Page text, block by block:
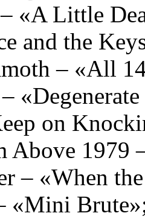
«A Little
and the
– «All
–
on
Above 1979
– «When
«Mini